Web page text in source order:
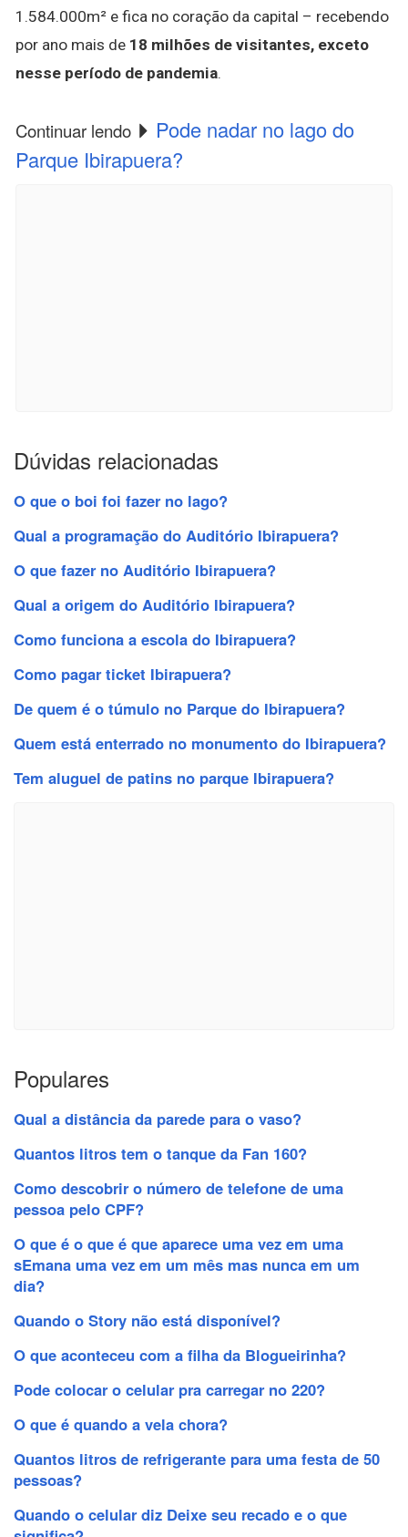
1.584.000m² e fica no coração da capital – recebendo
por ano mais de 18 milhões de visitantes, exceto
nesse período de pandemia.
Continuar lendo
Pode nadar no lago do
Parque Ibirapuera?
Dúvidas relacionadas
O que o boi foi fazer no lago?
Qual a programação do Auditório Ibirapuera?
O que fazer no Auditório Ibirapuera?
Qual a origem do Auditório Ibirapuera?
Como funciona a escola do Ibirapuera?
Como pagar ticket Ibirapuera?
De quem é o túmulo no Parque do Ibirapuera?
Quem está enterrado no monumento do Ibirapuera?
Tem aluguel de patins no parque Ibirapuera?
Populares
Qual a distância da parede para o vaso?
Quantos litros tem o tanque da Fan 160?
Como descobrir o número de telefone de uma
pessoa pelo CPF?
O que é o que é que aparece uma vez em uma
sEmana uma vez em um mês mas nunca em um
dia?
Quando o Story não está disponível?
O que aconteceu com a filha da Blogueirinha?
Pode colocar o celular pra carregar no 220?
O que é quando a vela chora?
Quantos litros de refrigerante para uma festa de 50
pessoas?
Quando o celular diz Deixe seu recado e o que